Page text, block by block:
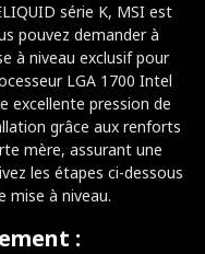
série K, MSI est
pouvez demander à
à niveau exclusif pour
LGA 1700 Intel
excellente pression de
grâce aux renforts
mère, assurant une
les étapes ci-dessous
mise à niveau.
: